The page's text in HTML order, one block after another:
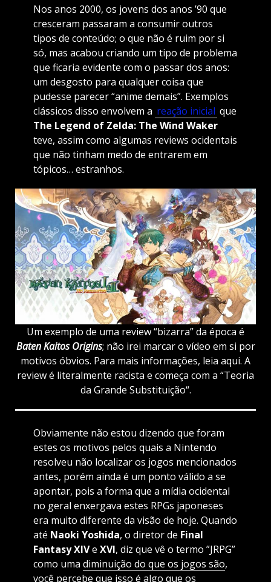
Nos anos 2000, os jovens dos anos ’90 que
cresceram passaram a consumir outros
tipos de conteúdo; o que não é ruim por si
só, mas acabou criando um tipo de problema
que ficaria evidente com o passar dos anos:
um desgosto para qualquer coisa que
pudesse parecer “anime demais”. Exemplos
clássicos disso envolvem a reação inicial que
The Legend of Zelda: The Wind Waker
teve, assim como algumas reviews ocidentais
que não tinham medo de entrarem em
tópicos… estranhos.
Um exemplo de uma review “bizarra” da época é
Baten Kaitos Origins; não irei marcar o vídeo em si por
motivos óbvios. Para mais informações, leia aqui. A
review é literalmente racista e começa com a “Teoria
da Grande Substituição“.
Obviamente não estou dizendo que foram
estes os motivos pelos quais a Nintendo
resolveu não localizar os jogos mencionados
antes, porém ainda é um ponto válido a se
apontar, pois a forma que a mídia ocidental
no geral enxergava estes RPGs japoneses
era muito diferente da visão de hoje. Quando
até Naoki Yoshida, o diretor de Final
Fantasy XIVe XVI, diz que vê o termo ”JRPG”
como uma diminuição do que os jogos são,
você percebe que isso é algo que os